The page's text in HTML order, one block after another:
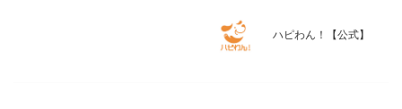
ハピわん！【公式】